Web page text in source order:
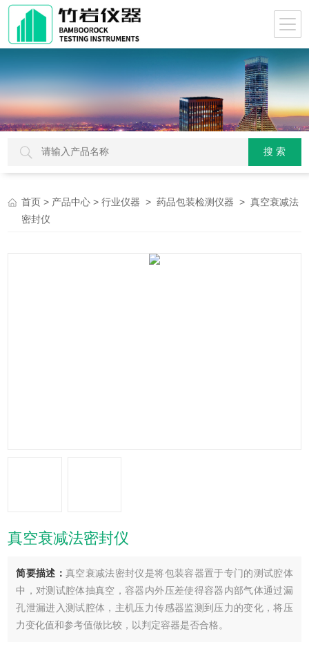
首页 > 产品中心 >行业仪器 >药品包装检测仪器 > 真空衰减法
密封仪
真空衰减法密封仪
简要描述： 真空衰减法密封仪是将包装容器置于专门的测试腔体
中，对测试腔体抽真空，容器内外压差使得容器内部气体通过漏
孔泄漏进入测试腔体，主机压力传感器监测到压力的变化，将压
力变化值和参考值做比较，以判定容器是否合格。